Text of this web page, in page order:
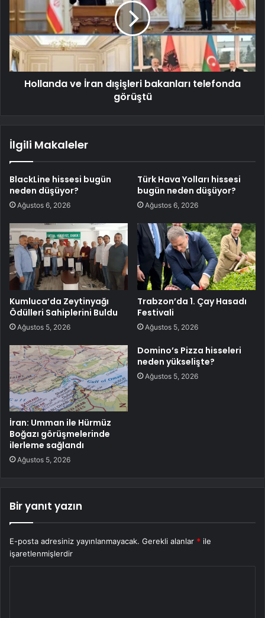
Hollanda ve İran dışişleri bakanları telefonda
görüştü
İlgili Makaleler
BlackLine hissesi bugün
neden düşüyor?
Ağustos 6, 2026
Türk Hava Yolları hissesi
bugün neden düşüyor?
Ağustos 6, 2026
Kumluca’da Zeytinyağı
Ödülleri Sahiplerini Buldu
Ağustos 5, 2026
Trabzon’da 1. Çay Hasadı
Festivali
Ağustos 5, 2026
İran: Umman ile Hürmüz
Boğazı görüşmelerinde
ilerleme sağlandı
Ağustos 5, 2026
Domino’s Pizza hisseleri
neden yükselişte?
Ağustos 5, 2026
Bir yanıt yazın
E-posta adresiniz yayınlanmayacak. Gerekli alanlar * ile
işaretlenmişlerdir